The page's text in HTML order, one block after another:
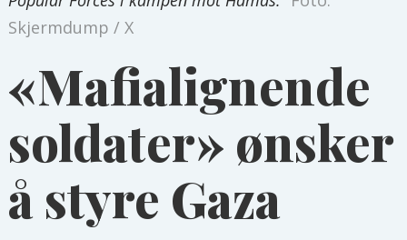
Skjermdump / X
«Mafialignende
soldater» ønsker
å styre Gaza